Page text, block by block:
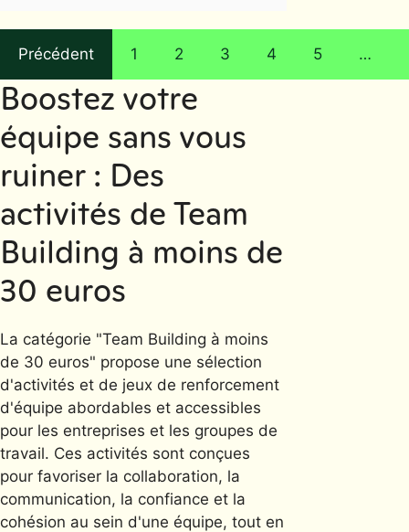
Précédent 1 2 3 4 5 …
Boostez votre
équipe sans vous
ruiner : Des
activités de Team
Building à moins de
30 euros
La catégorie "Team Building à moins
de 30 euros" propose une sélection
d'activités et de jeux de renforcement
d'équipe abordables et accessibles
pour les entreprises et les groupes de
travail. Ces activités sont conçues
pour favoriser la collaboration, la
communication, la confiance et la
cohésion au sein d'une équipe, tout en